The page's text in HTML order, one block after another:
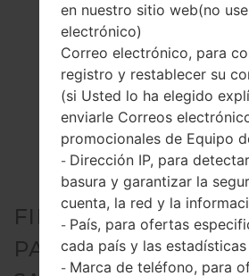
FIRMWARE OFICIAL
PARA SM-F707U1 -
en nuestro sitio web(no
electrónico)
Correo electrónico, para
registro y restablecer su
(si Usted lo ha elegido
enviarle Correos
promocionales de Equipo
- Dirección IP, para
basura y garantizar la
cuenta, la red y la
- País, para ofertas
cada país y las estadísticas
- Marca de teléfono, para